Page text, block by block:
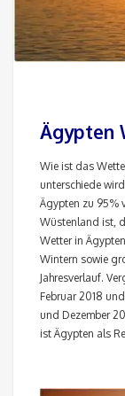
Ägypten
Wie ist das
unterschiede
Ägypten zu 95%
Wüstenland ist,
Wetter in
Wintern sowie
Jahresverlauf.
Februar 2018
und Dezember
ist Ägypten als